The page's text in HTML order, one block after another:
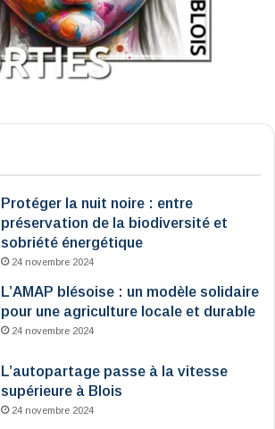
Protéger la nuit noire : entre
préservation de la biodiversité et
sobriété énergétique
24 novembre 2024
L’AMAP blésoise : un modèle solidaire
pour une agriculture locale et durable
24 novembre 2024
L’autopartage passe à la vitesse
supérieure à Blois
24 novembre 2024